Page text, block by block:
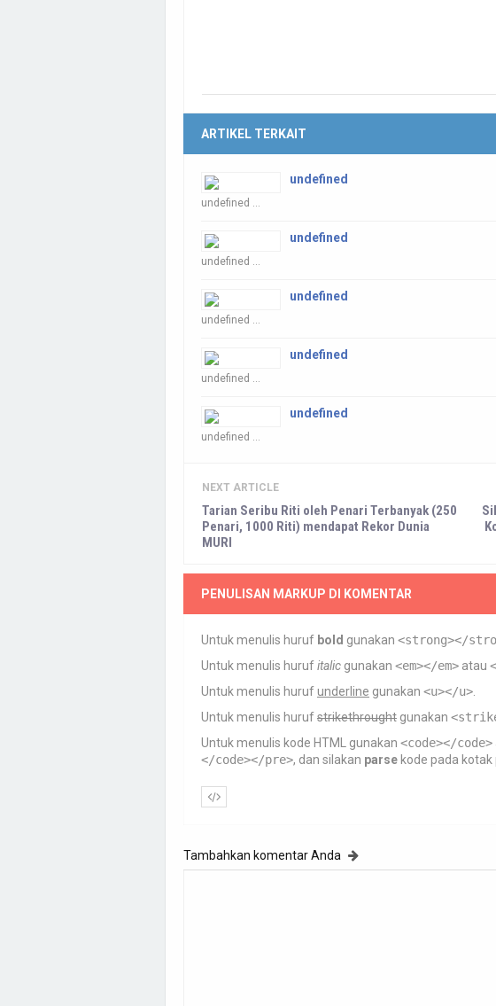
ARTIKEL TERKAIT
undefined
undefined ...
undefined
undefined ...
undefined
undefined ...
undefined
undefined ...
undefined
undefined ...
NEXT ARTICLE
Tarian Seribu Riti oleh Penari Terbanyak (250
Penari, 1000 Riti) mendapat Rekor Dunia
MURI
PENULISAN MARKUP DI KOMENTAR
Untuk menulis huruf bold gunakan <strong></
Untuk menulis hurufitalic gunakan <em></em> atau
Untuk menulis hurufunderline gunakan <u></u>
Untuk menulis hurufstrikethrought gunakan
Untuk menulis kode HTML gunakan <code></code>
</code></pre>, dan silakan parse kode pada kotak
Tambahkan komentar Anda